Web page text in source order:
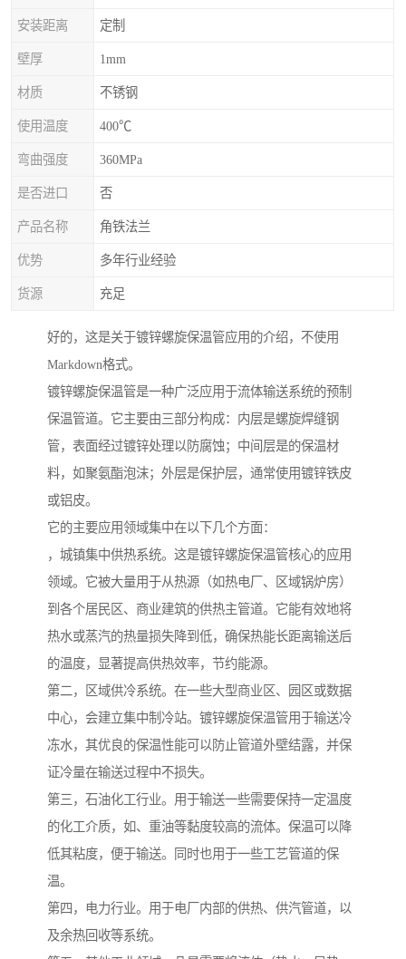
安装距离 定制
壁厚 1mm
材质 不锈钢
使用温度 400℃
弯曲强度 360MPa
是否进口 否
产品名称 角铁法兰
优势 多年行业经验
货源 充足
好的，这是关于镀锌螺旋保温管应用的介绍，不使用
Markdown格式。
镀锌螺旋保温管是一种广泛应用于流体输送系统的预制
保温管道。它主要由三部分构成：内层是螺旋焊缝钢
管，表面经过镀锌处理以防腐蚀；中间层是的保温材
料，如聚氨酯泡沫；外层是保护层，通常使用镀锌铁皮
或铝皮。
它的主要应用领域集中在以下几个方面：
，城镇集中供热系统。这是镀锌螺旋保温管核心的应用
领域。它被大量用于从热源（如热电厂、区域锅炉房）
到各个居民区、商业建筑的供热主管道。它能有效地将
热水或蒸汽的热量损失降到低，确保热能长距离输送后
的温度，显著提高供热效率，节约能源。
第二，区域供冷系统。在一些大型商业区、园区或数据
中心，会建立集中制冷站。镀锌螺旋保温管用于输送冷
冻水，其优良的保温性能可以防止管道外壁结露，并保
证冷量在输送过程中不损失。
第三，石油化工行业。用于输送一些需要保持一定温度
的化工介质，如、重油等黏度较高的流体。保温可以降
低其粘度，便于输送。同时也用于一些工艺管道的保
温。
第四，电力行业。用于电厂内部的供热、供汽管道，以
及余热回收等系统。